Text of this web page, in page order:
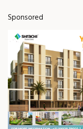
Sponsored